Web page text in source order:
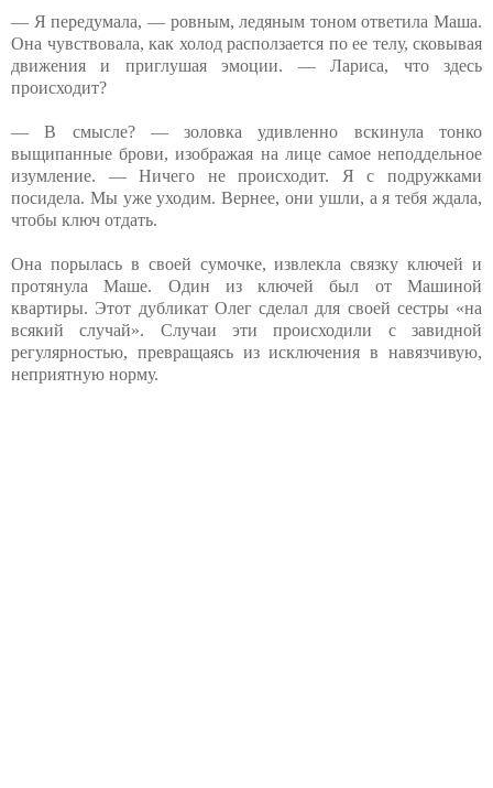
— Я передумала, — ровным, ледяным тоном ответила Маша.
Она чувствовала, как холод расползается по ее телу, сковывая
движения и приглушая эмоции. — Лариса, что здесь
происходит?
— В смысле? — золовка удивленно вскинула тонко
выщипанные брови, изображая на лице самое неподдельное
изумление. — Ничего не происходит. Я с подружками
посидела. Мы уже уходим. Вернее, они ушли, а я тебя ждала,
чтобы ключ отдать.
Она порылась в своей сумочке, извлекла связку ключей и
протянула Маше. Один из ключей был от Машиной
квартиры. Этот дубликат Олег сделал для своей сестры «на
всякий случай». Случаи эти происходили с завидной
регулярностью, превращаясь из исключения в навязчивую,
неприятную норму.